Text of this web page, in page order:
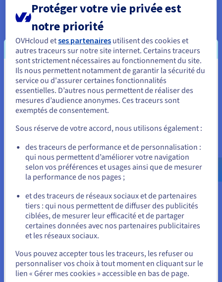
Intégrer un protocole de tests et de formation sur la sécurité
devient ainsi essentiel :
vos salariés sont une première ligne de défense et, par
conséquent, ils doivent savoir à quel point leurs actions
sont importantes pour maintenir la sécurité de vos
opérations ;
assurez-vous que vos équipes peuvent signaler les e-
mails malveillants, les tentatives d’hameçonnage ou
toute autre attaque qu’ils identifient ;
mettez-les à l’épreuve, en vérifiant leur niveau de
vigilance ainsi que leur manière de réagir face aux
situations inhabituelles ou stressantes (organiser une
formation sur la sécurité de temps à autre n’est pas
suffisant).
Une bonne tactique consiste à envoyer de faux e-mails
d’hameçonnage occasionnellement, afin d’évaluer la réponse
de vos salariés. Par ailleurs, les formations et tests de sécurité
doivent devenir des pratiques courantes.
Vous semblez être localisé en États-
Unis.
Pour commander, rendez-vous sur le site de votre pays (États-
Allez sur le site États-Unis
us.ovhcloud.com/
Anglais USD - $
ou
Rester sur le site actuel
Sélectionner un autre site web
Protéger votre vie privée est
notre priorité
OVHcloud etses partenaires utilisent des cookies et
autres traceurs sur notre site internet. Certains traceurs
sont strictement nécessaires au fonctionnement du site.
Ils nous permettent notamment de garantir la sécurité du
service ou d'assurer certaines fonctionnalités
essentielles. D’autres nous permettent de réaliser des
mesures d’audience anonymes. Ces traceurs sont
exemptés de consentement.
Sous réserve de votre accord, nous utilisons également :
des traceurs de performance et de personnalisation :
qui nous permettent d’améliorer votre navigation
selon vos préférences et usages ainsi que de mesurer
la performance de nos pages ;
et des traceurs de réseaux sociaux et de partenaires
tiers : qui nous permettent de diffuser des publicités
ciblées, de mesurer leur efficacité et de partager
certaines données avec nos partenaires publicitaires
et les réseaux sociaux.
Vous pouvez accepter tous les traceurs, les refuser ou
personnaliser vos choix à tout moment en cliquant sur le
lien « Gérer mes cookies » accessible en bas de page.